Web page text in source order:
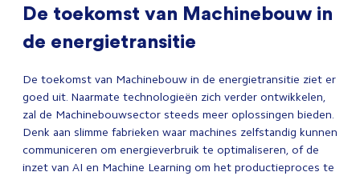
De toekomst van Machinebouw in
de energietransitie
De toekomst van Machinebouw in de energietransitie ziet er
goed uit. Naarmate technologieën zich verder ontwikkelen,
zal de Machinebouwsector steeds meer oplossingen bieden.
Denk aan slimme fabrieken waar machines zelfstandig kunnen
communiceren om energieverbruik te optimaliseren, of de
inzet van AI en Machine Learning om het productieproces te